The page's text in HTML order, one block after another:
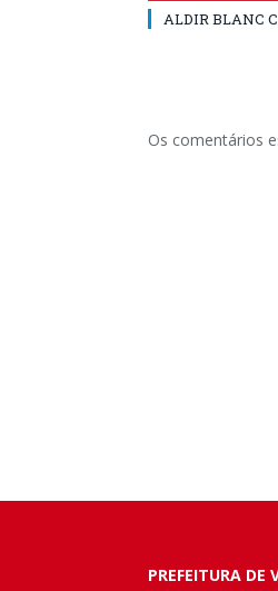
ALDIR BLANC
Os comentários
PREFEITURA DE